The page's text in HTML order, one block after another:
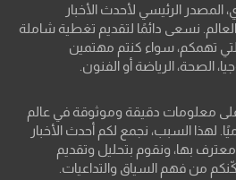
المصدر الرئيسي لأحدث الأخبار
نسعى دائمًا لتقديم تغطية شاملة
تهمكم، سواء كنتم مهتمين
الصحة، الرياضة أو الفنون.
معلومات دقيقة وموثوقة في عالم
لهذا السبب، نجمع لكم أحدث الأخبار
بها، ونقوم بتحليل وتقديم
من فهم السياق والتداعيات.